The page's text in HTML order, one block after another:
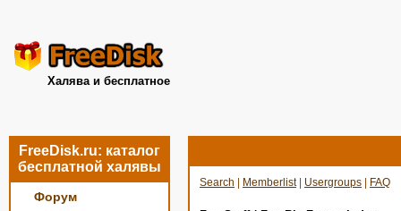
Халява и бесплатное
FreeDisk.ru: каталог
бесплатной халявы
Форум
Search Memberlist| Usergroups FAQ